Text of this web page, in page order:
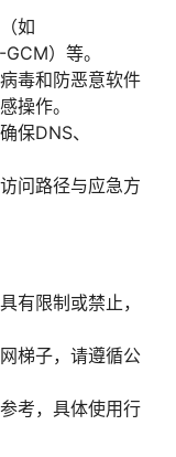
如
）等。
毒和防恶意软件
操作。
保DNS、
问路径与应急方
有限制或禁止，
梯子，请遵循公
考，具体使用行